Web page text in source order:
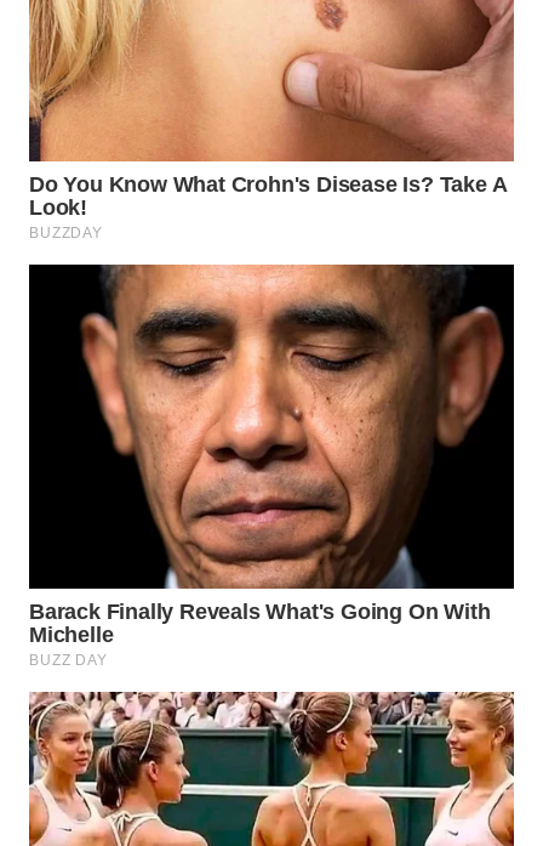
SERIBU
WN
TANGERANG
WN
BINJAI
CIREBON
WN
INDRAMAYU
KUNINGAN
WN
SUBANG
WN
SUKABUMI
WN
PURWAKARTA